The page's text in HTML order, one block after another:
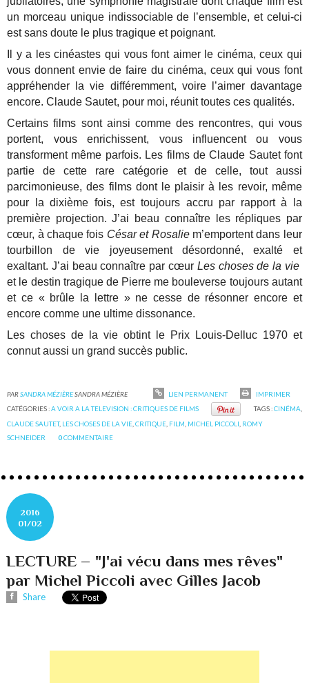
un morceau unique indissociable de l’ensemble, et celui-ci
est sans doute le plus tragique et poignant.
Il y a les cinéastes qui vous font aimer le cinéma, ceux qui
vous donnent envie de faire du cinéma, ceux qui vous font
appréhender la vie différemment, voire l’aimer davantage
encore. Claude Sautet, pour moi, réunit toutes ces qualités.
Certains films sont ainsi comme des rencontres, qui vous
portent, vous enrichissent, vous influencent ou vous
transforment même parfois. Les films de Claude Sautet font
partie de cette rare catégorie et de celle, tout aussi
parcimonieuse, des films dont le plaisir à les revoir, même
pour la dixième fois, est toujours accru par rapport à la
première projection. J’ai beau connaître les répliques par
cœur, à chaque fois César et Rosaliem’emportent dans leur
tourbillon de vie joyeusement désordonné, exalté et
exaltant. J’ai beau connaître par cœur Les choses de la vie
et le destin tragique de Pierre me bouleverse toujours autant
et ce « brûle la lettre » ne cesse de résonner encore et
encore comme une ultime dissonance.
Les choses de la vie obtint le Prix Louis-Delluc 1970 et
connut aussi un grand succès public.
PARSANDRA MÉZIÈRESANDRA MÉZIÈRE LIEN PERMANENT
IMPRIMER
CATÉGORIES :A VOIR A LA TELEVISION : CRITIQUES DE FILMS TAGS :CINÉMA
CLAUDE SAUTET, LES CHOSES DE LA VIE ,CRITIQUE FILM MICHEL PICCOLI ROMY
SCHNEIDER
0COMMENTAIRE
2016
01/02
LECTURE – "J'ai vécu dans mes rêves"
par Michel Piccoli avec Gilles Jacob
Share